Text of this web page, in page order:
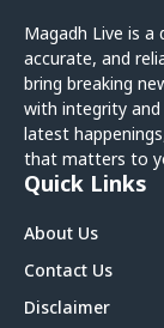
Magadh Live is
accurate, and
bring breaking
with integrity
latest
that matters to
Quick Links
About Us
Contact Us
Disclaimer